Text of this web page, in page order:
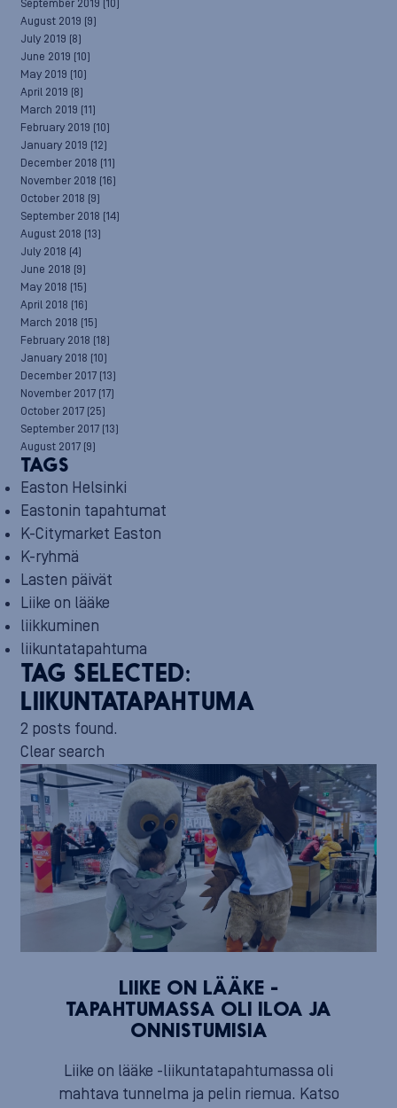
September 2019 (10)
August 2019 (9)
July 2019 (8)
June 2019 (10)
May 2019 (10)
April 2019 (8)
March 2019 (11)
February 2019 (10)
January 2019 (12)
December 2018 (11)
November 2018 (16)
October 2018 (9)
September 2018 (14)
August 2018 (13)
July 2018 (4)
June 2018 (9)
May 2018 (15)
April 2018 (16)
March 2018 (15)
February 2018 (18)
January 2018 (10)
December 2017 (13)
November 2017 (17)
October 2017 (25)
September 2017 (13)
August 2017 (9)
TAGS
Easton Helsinki
Eastonin tapahtumat
K-Citymarket Easton
K-ryhmä
Lasten päivät
Liike on lääke
liikkuminen
liikuntatapahtuma
TAG SELECTED:
LIIKUNTATAPAHTUMA
2 posts found.
Clear search
LIIKE ON LÄÄKE -
TAPAHTUMASSA OLI ILOA JA
ONNISTUMISIA
Liike on lääke -liikuntatapahtumassa oli
mahtava tunnelma ja pelin riemua. Katso